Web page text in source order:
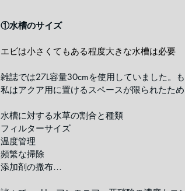
①水槽のサイズ
エビは小さくてもある程度大きな水槽は必要
雑誌では27L容量30cmを使用していました。
私はアクア用に置けるスペースが限られたた
水槽に対する水草の割合と種類
フィルターサイズ
温度管理
頻繁な掃除
添加剤の撒布…